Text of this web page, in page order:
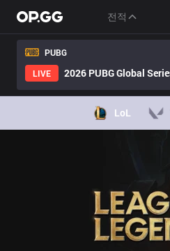
전적
PUBG
LIVE
2026 PUBG Global
LoL